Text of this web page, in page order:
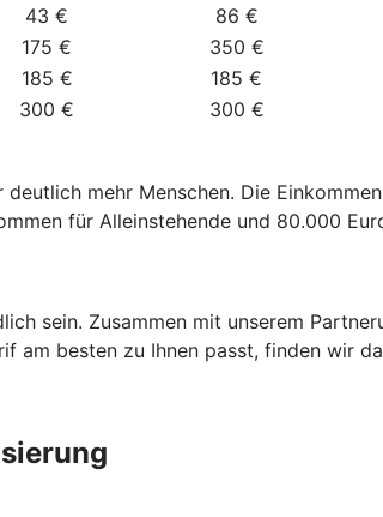
43 € 86 €
175 €
350 €
185 €
185 €
300 € 300 €
mehr Menschen. Die
für Alleinstehende und 80.000
sein. Zusammen mit unserem
am besten zu Ihnen passt, finden wir